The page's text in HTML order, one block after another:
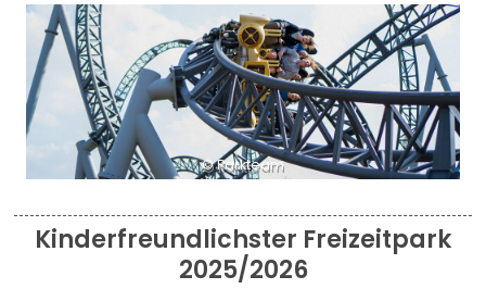
© Parkteam
Kinderfreundlichster Freizeitpark
2025/2026